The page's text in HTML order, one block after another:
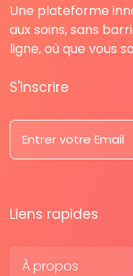
Une plateforme
aux soins, sans
ligne, où que vous
S'inscrire
Liens rapides
À propos